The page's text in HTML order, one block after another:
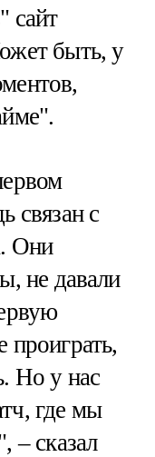
сайт
быть, у
связан с
Они
не давали
проиграть,
Но у нас
где мы
– сказал